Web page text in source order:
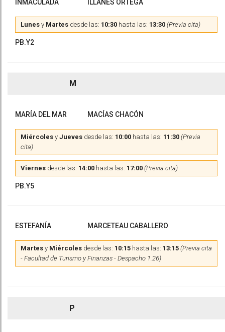
INMACULADA ILLANES ORTEGA
Lunes y Martes desde las: 10:30 hasta las: 13:30 (Previa cita)
PB.Y2
M
MARÍA DEL MAR MACÍAS CHACÓN
Miércoles y Jueves desde las: 10:00 hasta las: 11:30 (Previa
cita)
Viernes desde las: 14:00 hasta las: 17:00 (Previa cita)
PB.Y5
ESTEFANÍA MARCETEAU CABALLERO
Martes y Miércoles desde las: 10:15 hasta las: 13:15 (Previa cita
- Facultad de Turismo y Finanzas - Despacho 1.26)
P